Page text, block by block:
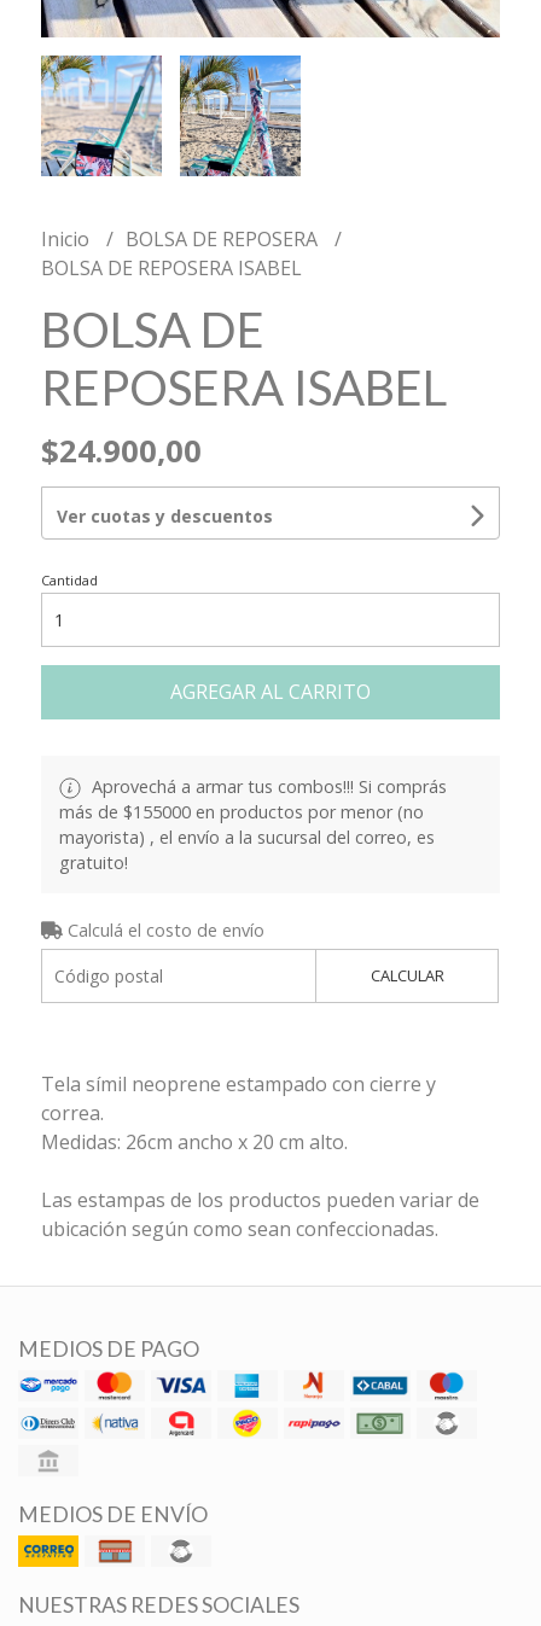
Inicio
BOLSA DE REPOSERA
BOLSA DE REPOSERA ISABEL
BOLSA DE
REPOSERA ISABEL
$24.900,00
Ver cuotas y descuentos
Cantidad
AGREGAR AL CARRITO
Aprovechá a armar tus combos!!! Si comprás
más de $155000 en productos por menor (no
mayorista) , el envío a la sucursal del correo, es
gratuito!
Calculá el costo de envío
CALCULAR
Tela símil neoprene estampado con cierre y
correa.
Medidas: 26cm ancho x 20 cm alto.
Las estampas de los productos pueden variar de
ubicación según como sean confeccionadas.
MEDIOS DE PAGO
MEDIOS DE ENVÍO
NUESTRAS REDES SOCIALES